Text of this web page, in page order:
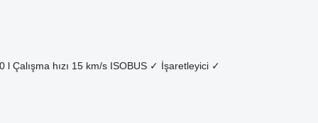
l Çalışma hızı 15 km/s ISOBUS ✓ İşaretleyici ✓